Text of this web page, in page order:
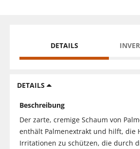
DETAILS
DETAILS
Beschreibung
Der zarte, cremige Schaum von
enthält Palmenextrakt und hilft, die
Irritationen zu schützen, die durch